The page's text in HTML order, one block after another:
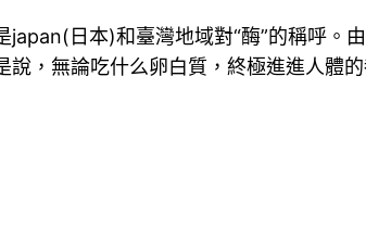
japan(日本)和臺灣地域對“酶”的稱呼。
，無論吃什么卵白質，終極進進人體